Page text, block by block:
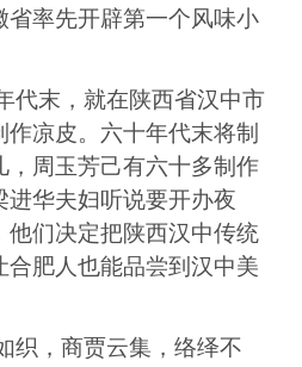
省率先开辟第一个风味小
代末，就在陕西省汉中市
凉皮。六十年代末将制
，周玉芳己有六十多制作
进华夫妇听说要开办夜
他们决定把陕西汉中传统
合肥人也能品尝到汉中美
织，商贾云集，络绎不